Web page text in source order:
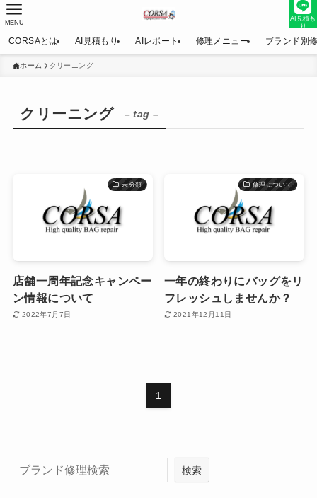
AI見積も
り
MENU
CORSAとは AI見積もり AIレポート 修理メニュー ブランド別
ホーム クリーニング
クリーニング – tag –
未分類
店舗一周年記念キャンペー
ン情報について
2022年7月7日
修理について
一年の終わりにバッグをリ
フレッシュしませんか？
2021年12月11日
1
検索